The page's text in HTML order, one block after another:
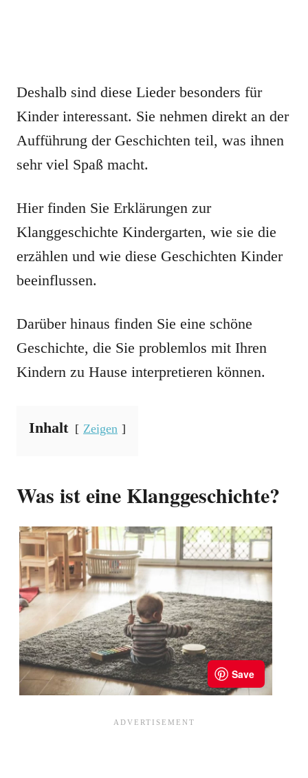
Deshalb sind diese Lieder besonders für
Kinder interessant. Sie nehmen direkt an der
Aufführung der Geschichten teil, was ihnen
sehr viel Spaß macht.
Hier finden Sie Erklärungen zur
Klanggeschichte Kindergarten, wie sie die
erzählen und wie diese Geschichten Kinder
beeinflussen.
Darüber hinaus finden Sie eine schöne
Geschichte, die Sie problemlos mit Ihren
Kindern zu Hause interpretieren können.
Inhalt Zeigen
Was ist eine Klanggeschichte?